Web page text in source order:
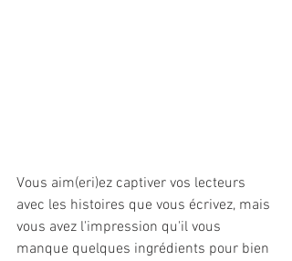
Vous aim(eri)ez captiver vos lecteurs
avec les histoires que vous écrivez, mais
vous avez l'impression qu'il vous
manque quelques ingrédients pour bien